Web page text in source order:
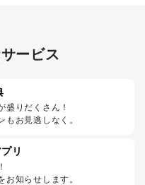
ービス
盛りだくさん！
もお見逃しなく。
リ
お知らせします。